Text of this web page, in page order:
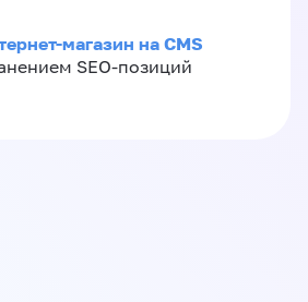
магазин на CMS
SEO-позиций